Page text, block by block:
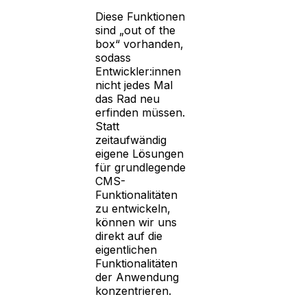
Diese Funktionen
sind „out of the
box“ vorhanden,
sodass
Entwickler:innen
nicht jedes Mal
das Rad neu
erfinden müssen.
Statt
zeitaufwändig
eigene Lösungen
für grundlegende
CMS-
Funktionalitäten
zu entwickeln,
können wir uns
direkt auf die
eigentlichen
Funktionalitäten
der Anwendung
konzentrieren.